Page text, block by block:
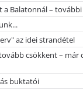
a Balatonnál –
az idei strandétel
csökkent – már
buktatói